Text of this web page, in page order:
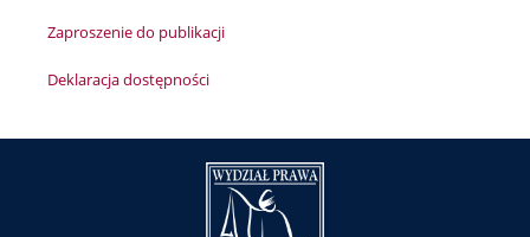
Zaproszenie do publikacji
Deklaracja dostępności